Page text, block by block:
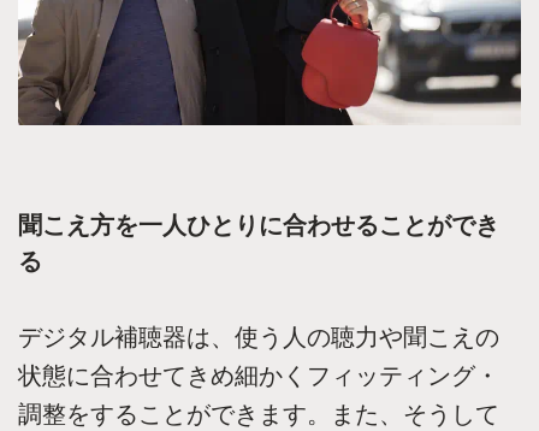
聞こえ方を一人ひとりに合わせることができ
る
デジタル補聴器は、使う人の聴力や聞こえの
状態に合わせてきめ細かくフィッティング・
調整をすることができます。また、そうして